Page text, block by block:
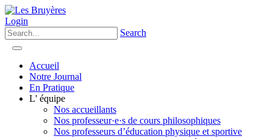
Login
Search
Accueil
Notre Journal
En Pratique
L' équipe
Nos accueillants
Nos professeur·e·s de cours philosophiques
Nos professeurs d’éducation physique et sportive